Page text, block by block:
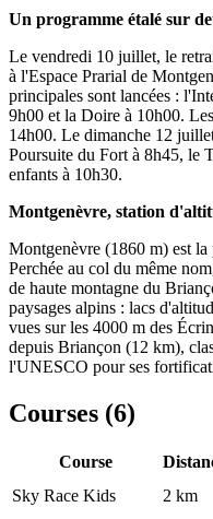
Un programme étalé sur
Le vendredi 10 juillet, le
à l'Espace Prarial de
principales sont lancées :
9h00 et la Doire à 10h00.
14h00. Le dimanche 12
Poursuite du Fort à 8h45, le
enfants à 10h30.
Montgenèvre, station
Montgenèvre (1860 m) est la
Perchée au col du même
de haute montagne du
paysages alpins : lacs
vues sur les 4000 m des
depuis Briançon (12 km),
l'UNESCO pour ses
Courses (6)
Course
Sky Race Kids
2 km